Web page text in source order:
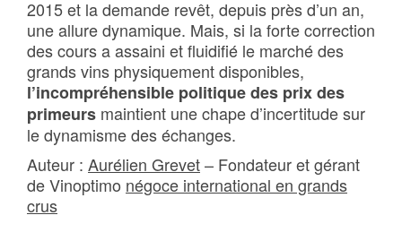
2015 et la demande revêt, depuis près d’un an,
une allure dynamique. Mais, si la forte correction
des cours a assaini et fluidifié le marché des
grands vins physiquement disponibles,
l’incompréhensible politique des prix des
primeurs maintient une chape d’incertitude sur
le dynamisme des échanges.
Auteur : Aurélien Grevet– Fondateur et gérant
de Vinoptimo négoce international en grands
crus